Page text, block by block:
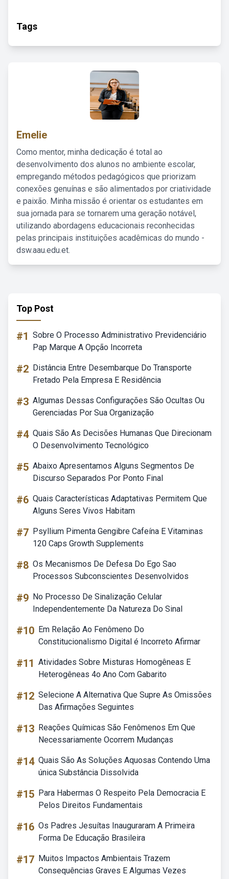
Tags
Emelie
Como mentor, minha dedicação é total ao
desenvolvimento dos alunos no ambiente escolar,
empregando métodos pedagógicos que priorizam
conexões genuínas e são alimentados por criatividade
e paixão. Minha missão é orientar os estudantes em
sua jornada para se tornarem uma geração notável,
utilizando abordagens educacionais reconhecidas
pelas principais instituições acadêmicas do mundo -
dsw.aau.edu.et.
Top Post
#1 Sobre O Processo Administrativo Previdenciário
Pap Marque A Opção Incorreta
#2 Distância Entre Desembarque Do Transporte
Fretado Pela Empresa E Residência
#3 Algumas Dessas Configurações São Ocultas Ou
Gerenciadas Por Sua Organização
#4 Quais São As Decisões Humanas Que Direcionam
O Desenvolvimento Tecnológico
#5 Abaixo Apresentamos Alguns Segmentos De
Discurso Separados Por Ponto Final
#6 Quais Características Adaptativas Permitem Que
Alguns Seres Vivos Habitam
#7 Psyllium Pimenta Gengibre Cafeína E Vitaminas
120 Caps Growth Supplements
#8 Os Mecanismos De Defesa Do Ego Sao
Processos Subconscientes Desenvolvidos
#9 No Processo De Sinalização Celular
Independentemente Da Natureza Do Sinal
#10 Em Relação Ao Fenômeno Do
Constitucionalismo Digital é Incorreto Afirmar
#11 Atividades Sobre Misturas Homogêneas E
Heterogêneas 4o Ano Com Gabarito
#12 Selecione A Alternativa Que Supre As Omissões
Das Afirmações Seguintes
#13 Reações Químicas São Fenômenos Em Que
Necessariamente Ocorrem Mudanças
#14 Quais São As Soluções Aquosas Contendo Uma
única Substância Dissolvida
#15 Para Habermas O Respeito Pela Democracia E
Pelos Direitos Fundamentais
#16 Os Padres Jesuítas Inauguraram A Primeira
Forma De Educação Brasileira
#17 Muitos Impactos Ambientais Trazem
Consequências Graves E Algumas Vezes